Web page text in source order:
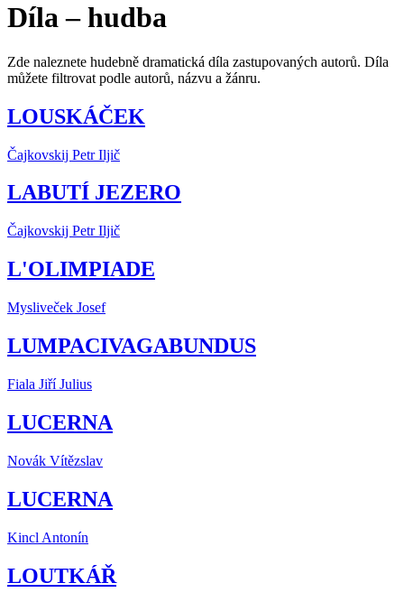
Díla – hudba
Zde naleznete hudebně dramatická díla zastupovaných autorů. Díla
můžete filtrovat podle autorů, názvu a žánru.
LOUSKÁČEK
Čajkovskij Petr Iljič
LABUTÍ JEZERO
Čajkovskij Petr Iljič
L'OLIMPIADE
Mysliveček Josef
LUMPACIVAGABUNDUS
Fiala Jiří Julius
LUCERNA
Novák Vítězslav
LUCERNA
Kincl Antonín
LOUTKÁŘ